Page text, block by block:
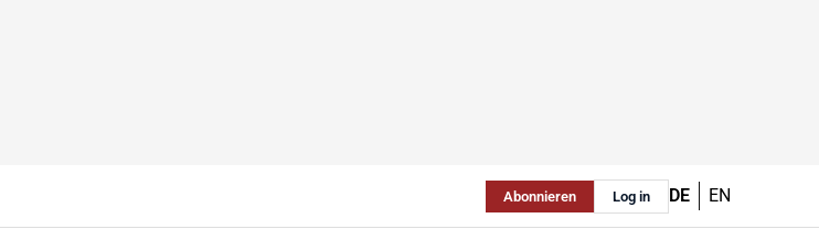
Abonnieren Log in DE EN